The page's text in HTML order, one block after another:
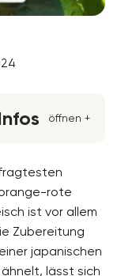
öffnen +
rote
ist vor allem
Zubereitung
japanischen
lässt sich